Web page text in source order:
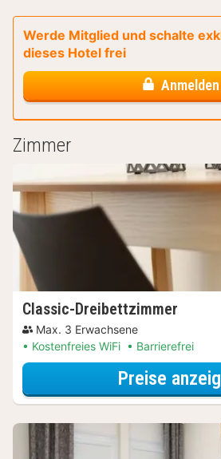
Werde Mitglied und schalte
dieses Hotel frei
Anmelden
Zimmer
Classic-Dreibettzimmer
Max. 3 Erwachsene
Kostenfreies WiFi
Barrierefrei
Preise